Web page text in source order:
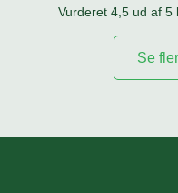
Vurderet 4,5 ud af 5
Se